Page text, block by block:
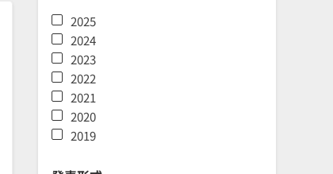
2025
2024
2023
2022
2021
2020
2019